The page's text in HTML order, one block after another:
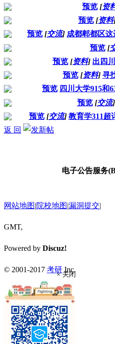
预览 [资
预览 [资料
预览 [交流] 成都郫都区
预览 [
预览 [资料] 出四
预览 [资料] 寻
预览 四川大学915和
预览 [交流]
预览 [交流] 教育学311超
返 回
电子公告服务
网站地图|院校地图|漏洞提交|
GMT,
Powered by Discuz!
© 2001-2017 考研Inc.
返回顶部 返回版块
× 关闭